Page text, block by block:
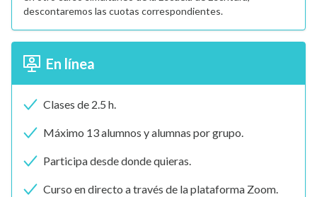
descontaremos las cuotas correspondientes.
En línea
Clases de 2.5 h.
Máximo 13 alumnos y alumnas por grupo.
Participa desde donde quieras.
Curso en directo a través de la plataforma Zoom.